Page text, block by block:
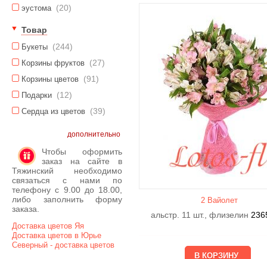
эустома (20)
Товар
Букеты (244)
Корзины фруктов (27)
Корзины цветов (91)
Подарки (12)
Сердца из цветов (39)
дополнительно
Чтобы оформить
заказ на сайте в
Тяжинский необходимо
связаться с нами по
телефону с 9.00 до 18.00,
либо заполнить форму
заказа.
Доставка цветов Яя
Доставка цветов в Юрье
Северный - доставка цветов
2 Вайолет
альстр. 11 шт., флизелин